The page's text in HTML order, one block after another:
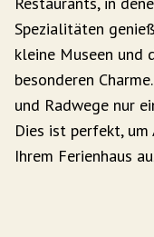
Spezialitäten
kleine Museen und
besonderen
und Radwege nur
Dies ist perfekt,
Ihrem Ferienhaus